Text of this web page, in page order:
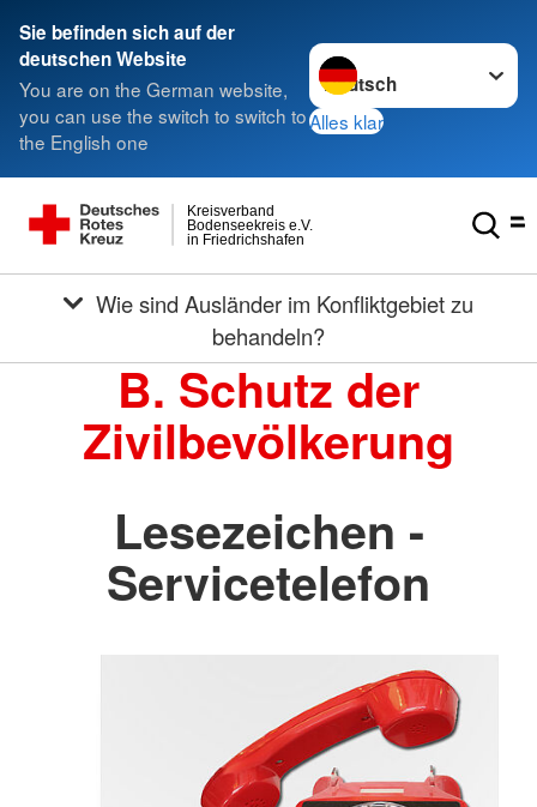
Sie befinden sich auf der
deutschen Website
You are on the German website,
you can use the switch to switch to
the English one
Sprache wechseln zu
Alles klar
in Friedrichshafen
Bodenseekreis e.V.
Kreisverband
behandeln?
B. Schutz der
Zivilbevölkerung
Lesezeichen -
Servicetelefon